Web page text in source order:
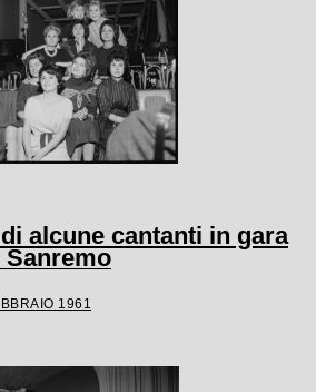
alcune cantanti in gara
Sanremo
1961